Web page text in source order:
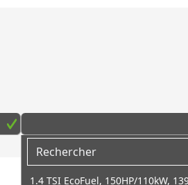
1.4 TSI EcoFuel, 150HP/110kW,